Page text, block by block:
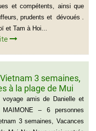
et compétents, ainsi que
prudents et dévoués .
et Tam à Hoi...
3 semaines,
à la plage de Mui
voyage amis de Danielle et
– 6 personnes
3 semaines, Vacances